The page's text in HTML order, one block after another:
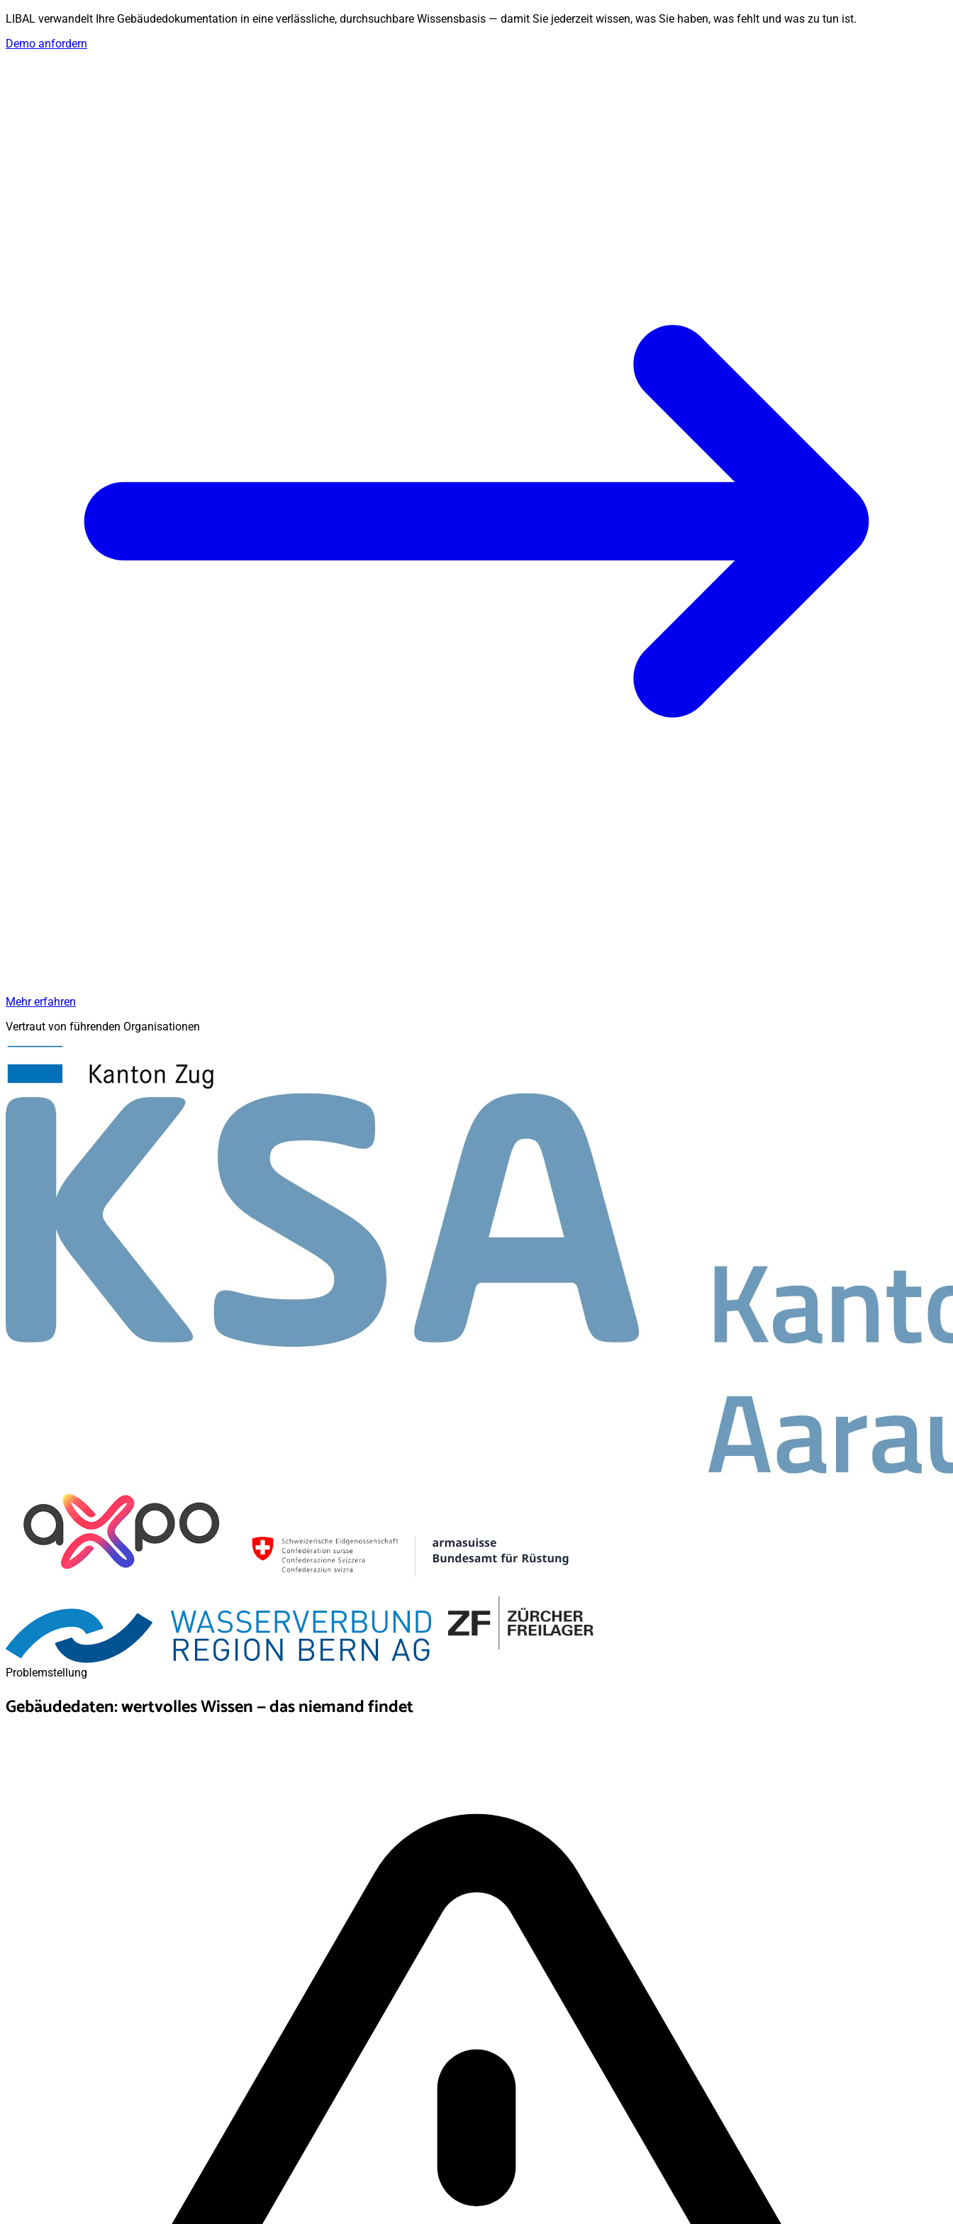
LIBAL verwandelt Ihre Gebäudedokumentation in eine verlässliche, durchsuchbare Wissensbasis — damit Sie jederzeit wissen, was Sie haben, was fehlt und was zu tun ist.
Demo anfordern
Mehr erfahren
Vertraut von führenden Organisationen
Problemstellung
Gebäudedaten: wertvolles Wissen — das niemand findet